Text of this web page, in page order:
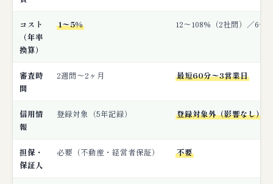
第1位：マネーフォワード ケッサイ──銀行融
第2位：三菱HCキャピタル──大口・低料率・
第3位：三菱UFJファクター──メガバンク系
コスト
（年率
換算）
1〜5% 12〜108%（2社間）／6〜
審査時
間
2週間〜2ヶ月 最短60分〜3営業日
信用情
報
登録対象（5年記録） 登録対象外（影響なし）
担保・
保証人
必要（不動産・経営者保証） 不要